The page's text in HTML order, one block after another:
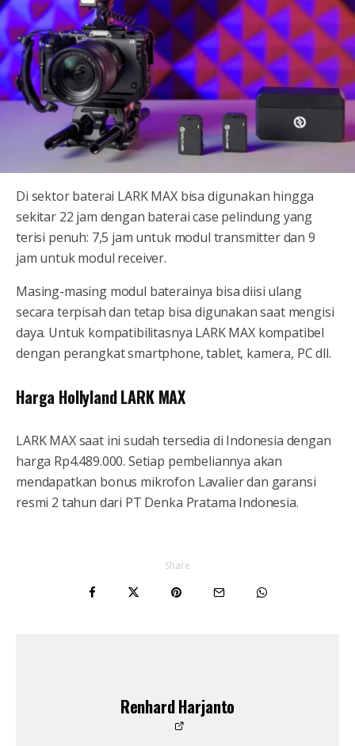
Di sektor baterai LARK MAX bisa digunakan hingga
sekitar 22 jam dengan baterai case pelindung yang
terisi penuh: 7,5 jam untuk modul transmitter dan 9
jam untuk modul receiver.
Masing-masing modul baterainya bisa diisi ulang
secara terpisah dan tetap bisa digunakan saat mengisi
daya. Untuk kompatibilitasnya LARK MAX kompatibel
dengan perangkat smartphone, tablet, kamera, PC dll.
Harga Hollyland LARK MAX
LARK MAX saat ini sudah tersedia di Indonesia dengan
harga Rp4.489.000. Setiap pembeliannya akan
mendapatkan bonus mikrofon Lavalier dan garansi
resmi 2 tahun dari PT Denka Pratama Indonesia.
Share
Renhard Harjanto